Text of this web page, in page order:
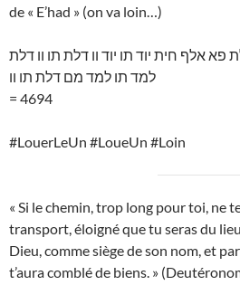
de « E’had » (on va loin…)
אלף חית יוד תו יוד וו דלת תו וו דלת
למד תו למד מם דלת תו וו
= 4694
#LouerLeUn #LoueUn #Loin
« Si le chemin, trop long pour toi, ne
transport, éloigné que tu seras du
Dieu, comme siège de son nom, et
t’aura comblé de biens. »